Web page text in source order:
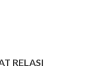
RELASI